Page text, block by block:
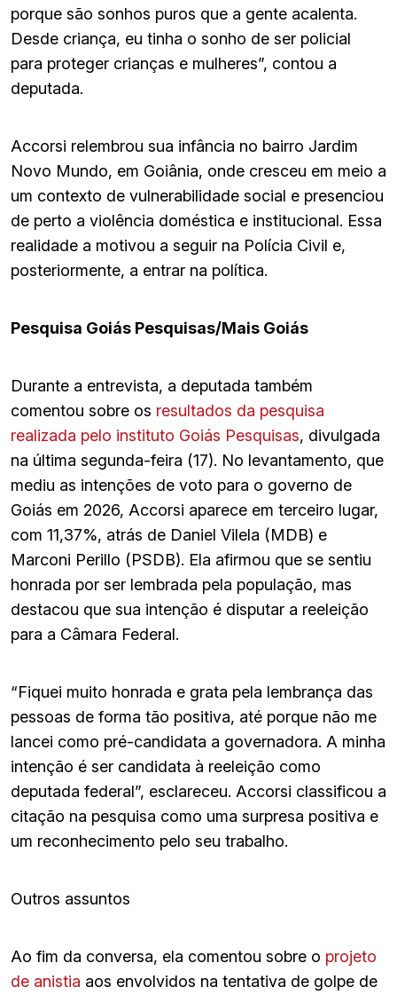
porque são sonhos puros que a gente acalenta.
Desde criança, eu tinha o sonho de ser policial
para proteger crianças e mulheres”, contou a
deputada.
Accorsi relembrou sua infância no bairro Jardim
Novo Mundo, em Goiânia, onde cresceu em meio a
um contexto de vulnerabilidade social e presenciou
de perto a violência doméstica e institucional. Essa
realidade a motivou a seguir na Polícia Civil e,
posteriormente, a entrar na política.
Pesquisa Goiás Pesquisas/Mais Goiás
Durante a entrevista, a deputada também
comentou sobre os resultados da pesquisa
realizada pelo instituto Goiás Pesquisas, divulgada
na última segunda-feira (17). No levantamento, que
mediu as intenções de voto para o governo de
Goiás em 2026, Accorsi aparece em terceiro lugar,
com 11,37%, atrás de Daniel Vilela (MDB) e
Marconi Perillo (PSDB). Ela afirmou que se sentiu
honrada por ser lembrada pela população, mas
destacou que sua intenção é disputar a reeleição
para a Câmara Federal.
“Fiquei muito honrada e grata pela lembrança das
pessoas de forma tão positiva, até porque não me
lancei como pré-candidata a governadora. A minha
intenção é ser candidata à reeleição como
deputada federal”, esclareceu. Accorsi classificou a
citação na pesquisa como uma surpresa positiva e
um reconhecimento pelo seu trabalho.
Outros assuntos
Ao fim da conversa, ela comentou sobre o projeto
de anistia aos envolvidos na tentativa de golpe de